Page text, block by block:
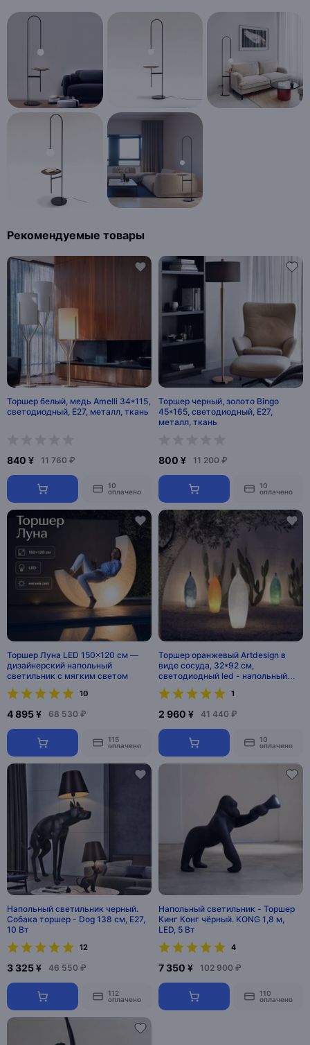
Рекомендуемые товары
Торшер белый, медь Amelli 34*115,
светодиодный, E27, металл, ткань
840 ¥ 11 760 ₽
10
оплачено
Торшер черный, золото Bingo
45*165, светодиодный, E27,
металл, ткань
800 ¥ 11 200 ₽
10
оплачено
Торшер Луна LED 150×120 см —
дизайнерский напольный
светильник с мягким светом
10
4 895 ¥ 68 530 ₽
115
оплачено
Торшер оранжевый Artdesign в
виде сосуда, 32*92 см,
светодиодный led - напольный
светильник
1
2 960 ¥ 41 440 ₽
10
оплачено
Напольный светильник черный.
Собака торшер - Dog 138 см, E27,
10 Вт
12
3 325 ¥ 46 550 ₽
112
оплачено
Напольный светильник - Торшер
Кинг Конг чёрный. KONG 1,8 м,
LED, 5 Вт
4
7 350 ¥ 102 900 ₽
110
оплачено